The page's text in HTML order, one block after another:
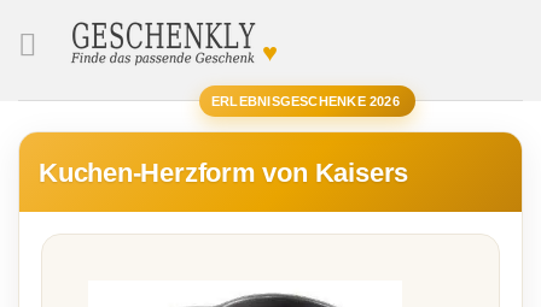
ERLEBNISGESCHENKE 2026
♥
Kuchen-Herzform von Kaisers